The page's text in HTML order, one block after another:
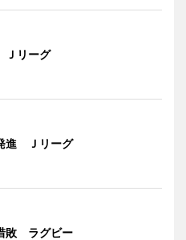
リーグ
進 Ｊリーグ
敗 ラグビー